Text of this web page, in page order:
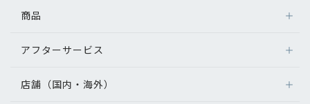
商品
アフターサービス
店舗（国内・海外）